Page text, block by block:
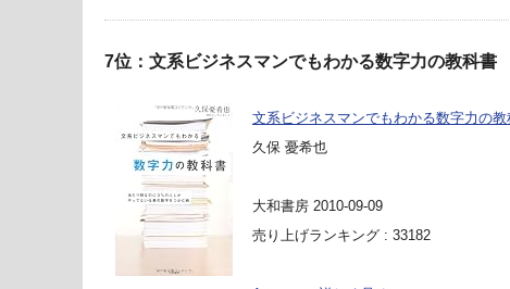
7位：文系ビジネスマンでもわかる数字力の教科書
文系ビジネスマンでもわかる数字力の教
久保 憂希也
大和書房 2010-09-09
売り上げランキング : 33182